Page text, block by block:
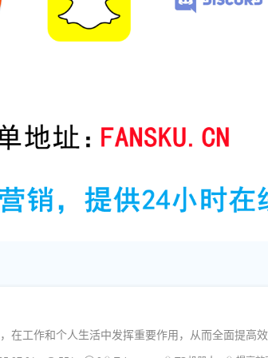
工作和个人生活中发挥重要作用，从而全面提高效